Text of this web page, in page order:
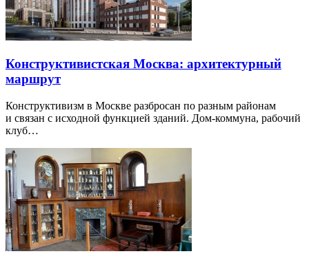
Конструктивистская Москва: архитектурный
маршрут
Конструктивизм в Москве разбросан по разным районам
и связан с исходной функцией зданий. Дом-коммуна, рабочий
клуб…